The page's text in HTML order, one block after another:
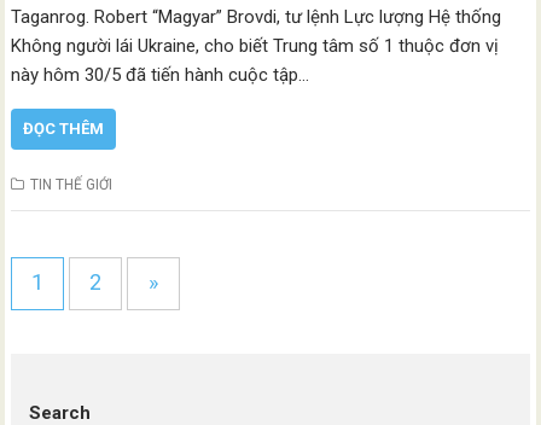
Taganrog. Robert “Magyar” Brovdi, tư lệnh Lực lượng Hệ thống
Không người lái Ukraine, cho biết Trung tâm số 1 thuộc đơn vị
này hôm 30/5 đã tiến hành cuộc tập…
ĐỌC THÊM
TIN THẾ GIỚI
1 2 »
Search